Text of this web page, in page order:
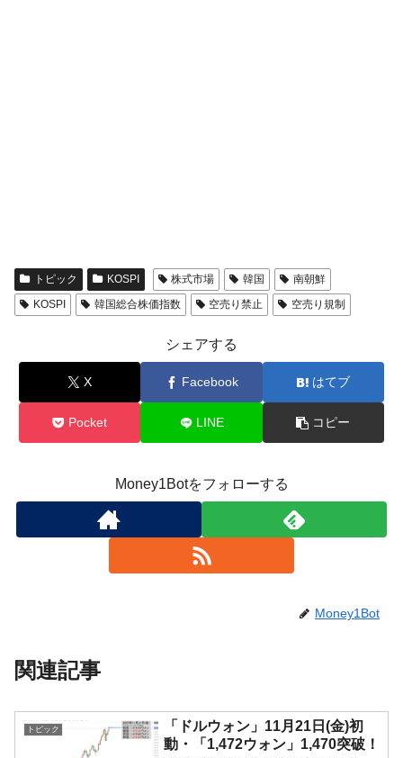
トピック KOSPI 株式市場 韓国
南朝鮮
KOSPI
韓国総合株価指数 空売り禁止 空売り規制
シェアする
X Facebook はてブ
Pocket LINE コピー
Money1Botをフォローする
Money1Bot
関連記事
トピック
「ドルウォン」11月21日(金)初
動・「1,472ウォン」1,470突破！